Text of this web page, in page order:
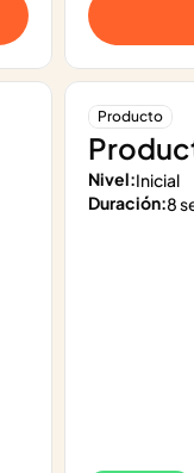
Producto
Nivel:Inicial
Duración:8